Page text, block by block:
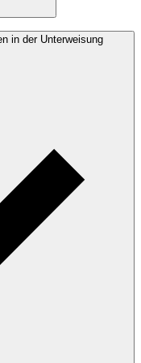
Unfallursachen im
in der Unterweisung